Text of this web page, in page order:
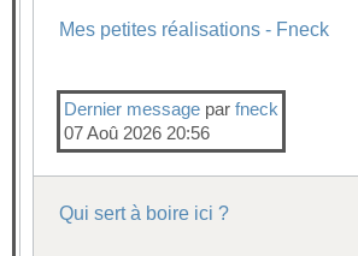
Mes petites réalisations - Fneck
Dernier message parfneck
07 Aoû 2026 20:56
Qui sert à boire ici ?